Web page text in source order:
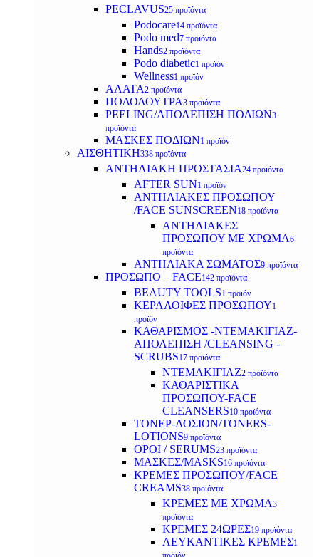
PECLAVUS25 προϊόντα
Podocare14 προϊόντα
Podo med7 προϊόντα
Hands2 προϊόντα
Podo diabetic1 προϊόν
Wellness1 προϊόν
ΑΛΑΤΑ2 προϊόντα
ΠΟΔΟΛΟΥΤΡΑ3 προϊόντα
PEELING/ΑΠΟΛΕΠΙΣΗ ΠΟΔΙΩΝ3
προϊόντα
ΜΑΣΚΕΣ ΠΟΔΙΩΝ1 προϊόν
ΑΙΣΘΗΤΙΚΗ338 προϊόντα
ΑΝΤΗΛΙΑΚΗ ΠΡΟΣΤΑΣΙΑ24 προϊόντα
AFTER SUN1 προϊόν
ΑΝΤΗΛΙΑΚΕΣ ΠΡΟΣΩΠΟΥ
/FACE SUNSCREEN18 προϊόντα
ΑΝΤΗΛΙΑΚΕΣ
ΠΡΟΣΩΠΟΥ ΜΕ ΧΡΩΜΑ6
προϊόντα
ΑΝΤΗΛΙΑΚΑ ΣΩΜΑΤΟΣ9 προϊόντα
ΠΡΟΣΩΠΟ – FACE142 προϊόντα
BEAUTY TOOLS1 προϊόν
ΚΕΡΑΛΟΙΦΕΣ ΠΡΟΣΩΠΟΥ1
προϊόν
ΚΑΘΑΡΙΣΜΟΣ -ΝΤΕΜΑΚΙΓΙΑΖ-
ΑΠΟΛΕΠΙΣΗ /CLEANSING -
SCRUBS17 προϊόντα
ΝΤΕΜΑΚΙΓΙΑΖ2 προϊόντα
ΚΑΘΑΡΙΣΤΙΚΑ
ΠΡΟΣΩΠΟΥ-FACE
CLEANSERS10 προϊόντα
ΤΟΝΕΡ-ΛΟΣΙΟΝ/TONERS-
LOTIONS9 προϊόντα
ΟΡΟΙ / SERUMS23 προϊόντα
ΜΑΣΚΕΣ/MASKS16 προϊόντα
ΚΡΕΜΕΣ ΠΡΟΣΩΠΟΥ/FACE
CREAMS38 προϊόντα
ΚΡΕΜΕΣ ΜΕ ΧΡΩΜΑ3
προϊόντα
ΚΡΕΜΕΣ 24ΩΡΕΣ19 προϊόντα
ΛΕΥΚΑΝΤΙΚΕΣ ΚΡΕΜΕΣ1